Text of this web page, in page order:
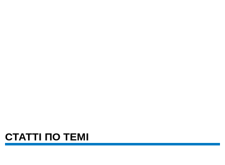
CТАТТІ ПО ТЕМІ